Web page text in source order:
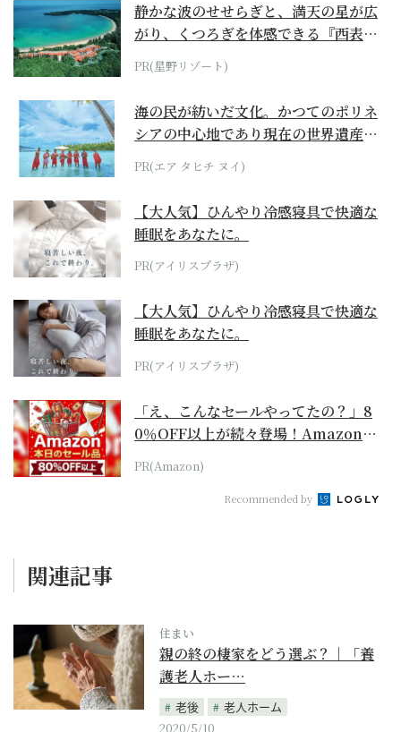
静かな波のせせらぎと、満天の星が広
がり、くつろぎを体感できる『西表島
ホテル by...
PR(星野リゾート)
海の民が紡いだ文化。かつてのポリネ
シアの中心地であり現在の世界遺産か
らみえてくる...
PR(エア タヒチ ヌイ)
【大人気】ひんやり冷感寝具で快適な
睡眠をあなたに。
PR(アイリスプラザ)
【大人気】ひんやり冷感寝具で快適な
睡眠をあなたに。
PR(アイリスプラザ)
「え、こんなセールやってたの？」8
0％OFF以上が続々登場！Amazonの
本気が...
PR(Amazon)
Recommended by
関連記事
住まい
親の終の棲家をどう選ぶ？｜「養
護老人ホー…
老後
老人ホーム
2020/5/10